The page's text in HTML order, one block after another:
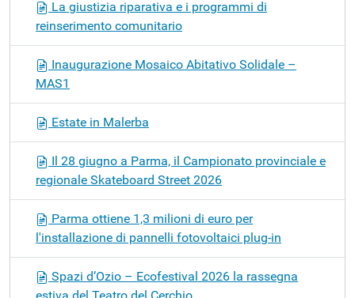
La giustizia riparativa e i programmi di
reinserimento comunitario
Inaugurazione Mosaico Abitativo Solidale –
MAS1
Estate in Malerba
Il 28 giugno a Parma, il Campionato provinciale e
regionale Skateboard Street 2026
Parma ottiene 1,3 milioni di euro per
l'installazione di pannelli fotovoltaici plug-in
Spazi d’Ozio – Ecofestival 2026 la rassegna